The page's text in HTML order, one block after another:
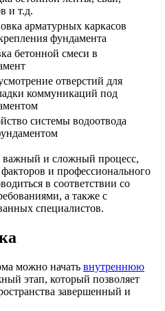
и т.д.
арматурных каркасов
фундамента
бетонной смеси в
отверстий для
коммуникаций под
системы водоотвода
важный и сложный процесс,
и профессионального
в соответствии со
а также с
специалистов.
можно начать внутреннюю
этап, который позволяет
завершенный и